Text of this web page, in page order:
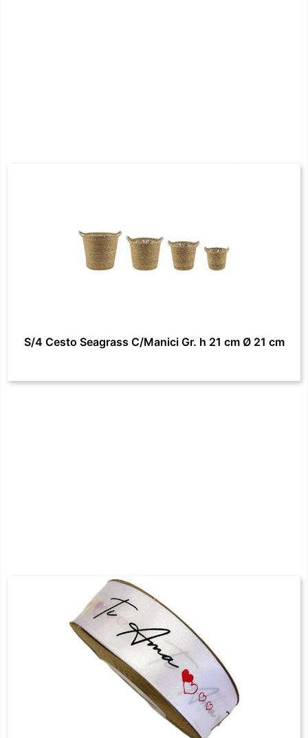
S/4 Cesto Seagrass C/Manici Gr. h 21 cm Ø 21 cm